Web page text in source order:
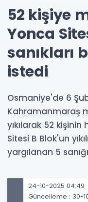
52 kişiye
Yonca
sanıkları
istedi
Osmaniye'de 6
Kahramanmaraş
yıkılarak 52
Sitesi B Blok'un
yargılanan 5
24-10-2025 04:49
Güncelleme : 30-